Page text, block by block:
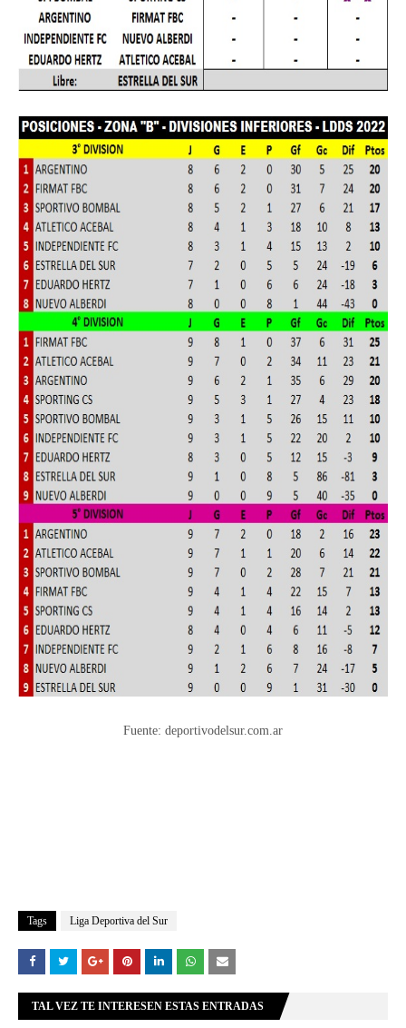
Fuente: deportivodelsur.com.ar
Tags Liga Deportiva del Sur
TAL VEZ TE INTERESEN ESTAS ENTRADAS